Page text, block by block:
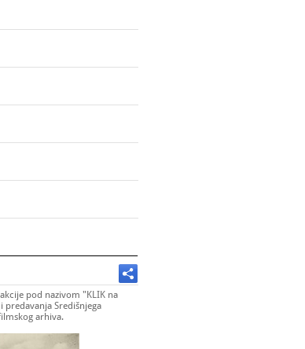
pod nazivom "KLIK na
Središnjega
arhiva.